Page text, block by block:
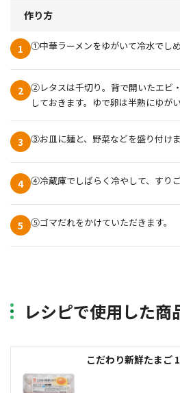
作り方
1 ①中華ラーメンをゆがいて冷水でしめ
2 ②レタスは千切り。背で開いたエビ
しておきます。ゆで卵は半熟にゆが
3 ③お皿に麺と、野菜などを盛り付けま
4 ④冷蔵庫でしばらく冷やして、すりご
5 ⑤ゴマだれをかけていただきます。
レシピで使用した商
こだわり新鮮たまご